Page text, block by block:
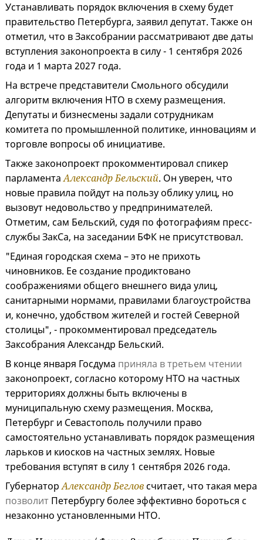
Устанавливать порядок включения в схему будет
правительство Петербурга, заявил депутат. Также он
отметил, что в Заксобрании рассматривают две даты
вступления законопроекта в силу - 1 сентября 2026
года и 1 марта 2027 года.
На встрече представители Смольного обсудили
алгоритм включения НТО в схему размещения.
Депутаты и бизнесмены задали сотрудникам
комитета по промышленной политике, инновациям и
торговле вопросы об инициативе.
Также законопроект прокомментировал спикер
парламентаАлександр Бельский. Он уверен, что
новые правила пойдут на пользу облику улиц, но
вызовут недовольство у предпринимателей.
Отметим, сам Бельский, судя по фотографиям пресс-
службы ЗакСа, на заседании БФК не присутствовал.
"Единая городская схема – это не прихоть
чиновников. Ее создание продиктовано
соображениями общего внешнего вида улиц,
санитарными нормами, правилами благоустройства
и, конечно, удобством жителей и гостей Северной
столицы", - прокомментировал председатель
Заксобрания Александр Бельский.
В конце января Госдума приняла в третьем чтении
законопроект, согласно которому НТО на частных
территориях должны быть включены в
муниципальную схему размещения. Москва,
Петербург и Севастополь получили право
самостоятельно устанавливать порядок размещения
ларьков и киосков на частных землях. Новые
требования вступят в силу 1 сентября 2026 года.
ГубернаторАлександр Бегловсчитает, что такая мера
позволит Петербургу более эффективно бороться с
незаконно установленными НТО.